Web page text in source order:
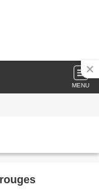
MENU